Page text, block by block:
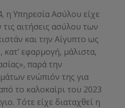
η Υπηρεσία Ασύλου είχε
αιτήσεις ασύλου των
και την Αίγυπτο ως
εφαρμογή, μάλιστα,
παρά την
ενώπιόν της για
το καλοκαίρι του 2023
Τότε είχε διαταχθεί η